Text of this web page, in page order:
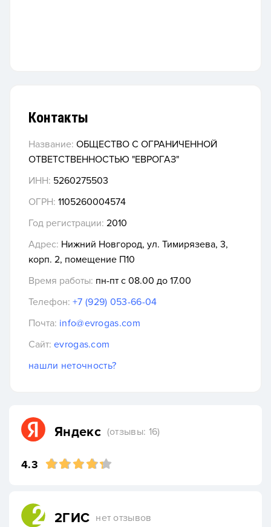
Контакты
Название: ОБЩЕСТВО С ОГРАНИЧЕННОЙ
ОТВЕТСТВЕННОСТЬЮ "ЕВРОГАЗ"
ИНН: 5260275503
ОГРН: 1105260004574
Год регистрации: 2010
Адрес: Нижний Новгород, ул. Тимирязева, 3,
корп. 2, помещение П10
Время работы: пн-пт с 08.00 до 17.00
Телефон: +7 (929) 053-66-04
Почта: info@evrogas.com
Сайт: evrogas.com
нашли неточность?
Яндекс (отзывы: 16)
4.3
2ГИС нет отзывов